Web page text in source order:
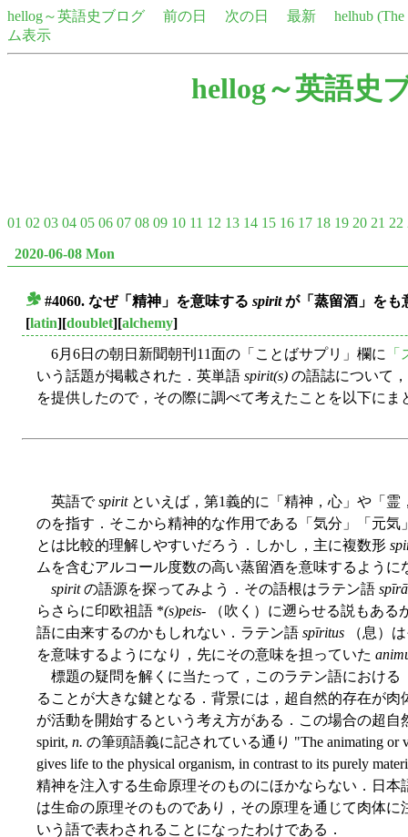
hellog～英語史ブログ 前の日 次の日 最新
helhub
ム表示
hellog～英語史
01 02 03 04 05 06 07 08 09 10 11 12 13 14 15 16 17 18 19 20 21 22
2020-06-08 Mon
#4060. なぜ「精神」を意味する spiritが「蒸留酒」をも
[latin][doublet][alchemy]
6月6日の朝日新聞朝刊11面の「ことばサプリ」欄に
いう話題が掲載された．英単語 spirit(s) の語誌について
を提供したので，その際に調べて考えたことを以下に
英語でspiritといえば，第1義的に「精神，心」や「
のを指す．そこから精神的な作用である「気分」「元
とは比較的理解しやすいだろう．しかし，主に複数形
ムを含むアルコール度数の高い蒸留酒を意味するよう
spiritの語源を探ってみよう．その語根はラテン語
らさらに印欧祖語 *(s)peis- （吹く）に遡らせる説もある
語に由来するのかもしれない．ラテン語 spīritus （息）
を意味するようになり，先にその意味を担っていた
標題の疑問を解くに当たって，このラテン語における
ることが大きな鍵となる．背景には，超自然的存在が肉
が活動を開始するという考え方がある．この場合の超
spirit, n. の筆頭語義に記されている通り "The animating or
gives life to the physical organism, in contrast to its purely
精神を注入する生命原理そのものにほかならない．日
は生命の原理そのものであり，その原理を通じて肉体
いう語で表わされることになったわけである．